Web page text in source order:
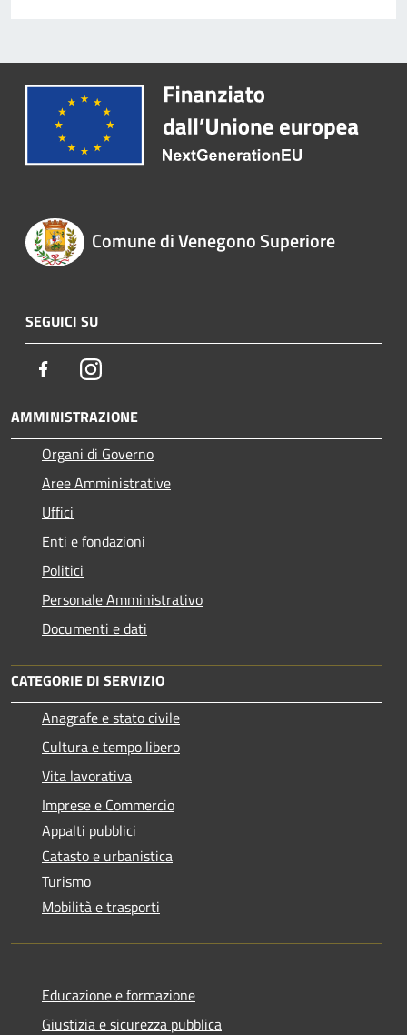
Comune di Venegono Superiore
SEGUICI SU
FacebookInstagram
AMMINISTRAZIONE
Organi di Governo
Aree Amministrative
Uffici
Enti e fondazioni
Politici
Personale Amministrativo
Documenti e dati
CATEGORIE DI SERVIZIO
Anagrafe e stato civile
Cultura e tempo libero
Vita lavorativa
Imprese e Commercio
Appalti pubblici
Catasto e urbanistica
Turismo
Mobilità e trasporti
Educazione e formazione
Giustizia e sicurezza pubblica